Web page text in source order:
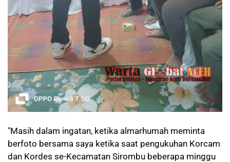
"Masih dalam ingatan, ketika almarhumah meminta
berfoto bersama saya ketika saat pengukuhan Korcam
dan Kordes se-Kecamatan Sirombu beberapa minggu